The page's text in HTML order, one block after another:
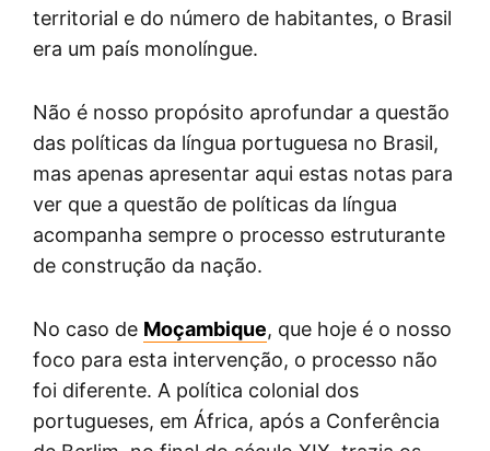
territorial e do número de habitantes, o Brasil
era um país monolíngue.
Não é nosso propósito aprofundar a questão
das políticas da língua portuguesa no Brasil,
mas apenas apresentar aqui estas notas para
ver que a questão de políticas da língua
acompanha sempre o processo estruturante
de construção da nação.
No caso de Moçambique, que hoje é o nosso
foco para esta intervenção, o processo não
foi diferente. A política colonial dos
portugueses, em África, após a Conferência